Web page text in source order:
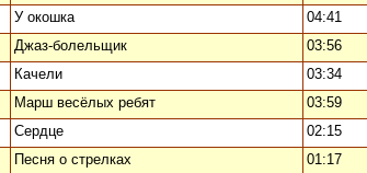
У окошка 04:41
Джаз-болельщик 03:56
Качели 03:34
Марш весёлых ребят 03:59
Сердце 02:15
Песня о стрелках 01:17